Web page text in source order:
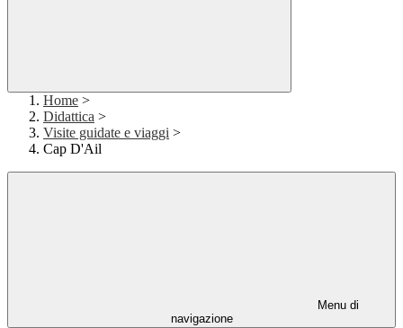
Home >
Didattica >
Visite guidate e viaggi >
Cap D'Ail
Menu di
navigazione